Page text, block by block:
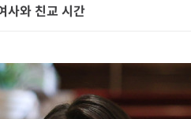
사와 친교 시간